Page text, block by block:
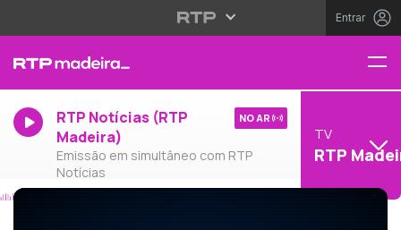
Entrar
RTP Notícias (RTP
Madeira)
Emissão em simultâneo com RTP
Notícias
NO AR
TV
RTP